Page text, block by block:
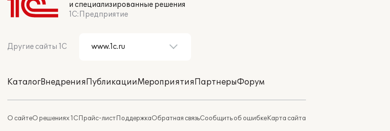
и специализированные решения
1С:Предприятие
Другие сайты 1С
КаталогВнедренияПубликацииМероприятияПартнерыФорум
О сайтеО решениях 1СПрайс-листПоддержкаОбратная связьСообщить об ошибкеКарта сайта